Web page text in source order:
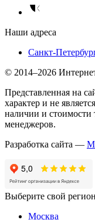
Наши адреса
Санкт-
© 2014–2026
Представленная на
характер и не
наличии и стоимости
менеджеров.
Разработка сайта —
Выберите свой регион
Москва